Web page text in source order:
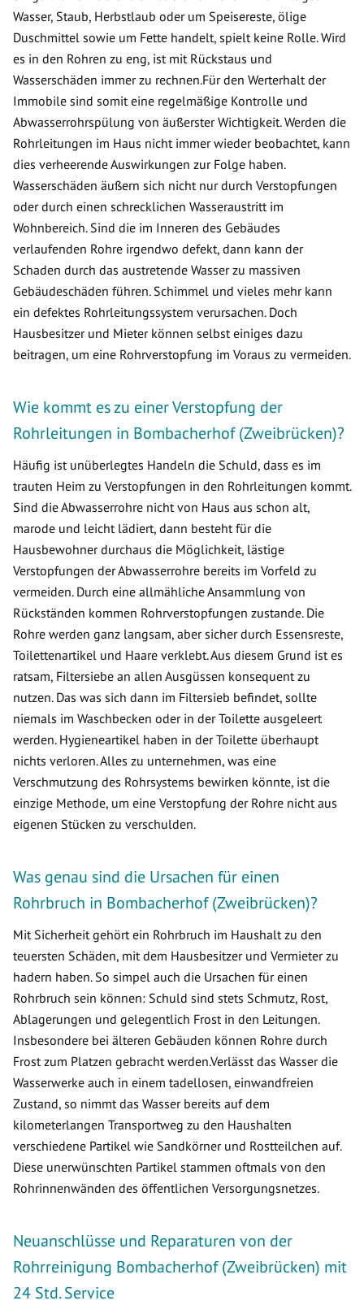
Wasser, Staub, Herbstlaub oder um Speisereste, ölige
Duschmittel sowie um Fette handelt, spielt keine Rolle. Wird
es in den Rohren zu eng, ist mit Rückstaus und
Wasserschäden immer zu rechnen.Für den Werterhalt der
Immobile sind somit eine regelmäßige Kontrolle und
Abwasserrohrspülung von äußerster Wichtigkeit. Werden die
Rohrleitungen im Haus nicht immer wieder beobachtet, kann
dies verheerende Auswirkungen zur Folge haben.
Wasserschäden äußern sich nicht nur durch Verstopfungen
oder durch einen schrecklichen Wasseraustritt im
Wohnbereich. Sind die im Inneren des Gebäudes
verlaufenden Rohre irgendwo defekt, dann kann der
Schaden durch das austretende Wasser zu massiven
Gebäudeschäden führen. Schimmel und vieles mehr kann
ein defektes Rohrleitungssystem verursachen. Doch
Hausbesitzer und Mieter können selbst einiges dazu
beitragen, um eine Rohrverstopfung im Voraus zu vermeiden.
Wie kommt es zu einer Verstopfung der
Rohrleitungen in Bombacherhof (Zweibrücken)?
Häufig ist unüberlegtes Handeln die Schuld, dass es im
trauten Heim zu Verstopfungen in den Rohrleitungen kommt.
Sind die Abwasserrohre nicht von Haus aus schon alt,
marode und leicht lädiert, dann besteht für die
Hausbewohner durchaus die Möglichkeit, lästige
Verstopfungen der Abwasserrohre bereits im Vorfeld zu
vermeiden. Durch eine allmähliche Ansammlung von
Rückständen kommen Rohrverstopfungen zustande. Die
Rohre werden ganz langsam, aber sicher durch Essensreste,
Toilettenartikel und Haare verklebt. Aus diesem Grund ist es
ratsam, Filtersiebe an allen Ausgüssen konsequent zu
nutzen. Das was sich dann im Filtersieb befindet, sollte
niemals im Waschbecken oder in der Toilette ausgeleert
werden. Hygieneartikel haben in der Toilette überhaupt
nichts verloren. Alles zu unternehmen, was eine
Verschmutzung des Rohrsystems bewirken könnte, ist die
einzige Methode, um eine Verstopfung der Rohre nicht aus
eigenen Stücken zu verschulden.
Was genau sind die Ursachen für einen
Rohrbruch in Bombacherhof (Zweibrücken)?
Mit Sicherheit gehört ein Rohrbruch im Haushalt zu den
teuersten Schäden, mit dem Hausbesitzer und Vermieter zu
hadern haben. So simpel auch die Ursachen für einen
Rohrbruch sein können: Schuld sind stets Schmutz, Rost,
Ablagerungen und gelegentlich Frost in den Leitungen.
Insbesondere bei älteren Gebäuden können Rohre durch
Frost zum Platzen gebracht werden.Verlässt das Wasser die
Wasserwerke auch in einem tadellosen, einwandfreien
Zustand, so nimmt das Wasser bereits auf dem
kilometerlangen Transportweg zu den Haushalten
verschiedene Partikel wie Sandkörner und Rostteilchen auf.
Diese unerwünschten Partikel stammen oftmals von den
Rohrinnenwänden des öffentlichen Versorgungsnetzes.
Neuanschlüsse und Reparaturen von der
Rohrreinigung Bombacherhof (Zweibrücken) mit
24 Std. Service